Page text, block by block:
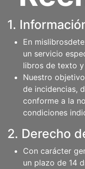
1.
En
un servicio
libros de texto
Nuestro
de incidencias,
conforme a la
condiciones
2. Derecho
Con carácter
un plazo de 14